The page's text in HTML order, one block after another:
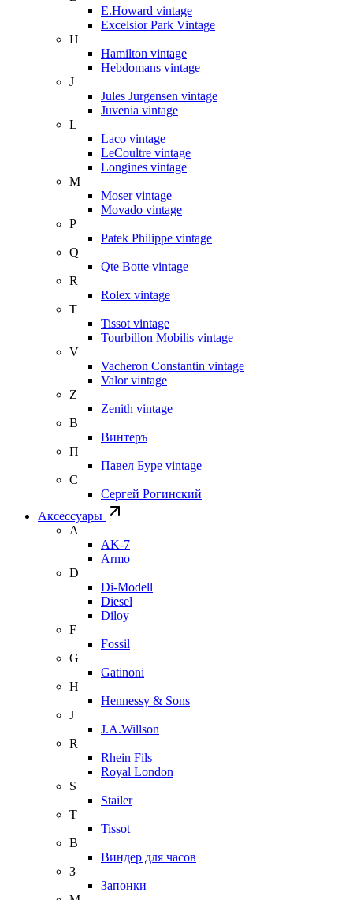
E.Howard vintage
Excelsior Park Vintage
H
Hamilton vintage
Hebdomans vintage
J
Jules Jurgensen vintage
Juvenia vintage
L
Laco vintage
LeCoultre vintage
Longines vintage
M
Moser vintage
Movado vintage
P
Patek Philippe vintage
Q
Qte Botte vintage
R
Rolex vintage
T
Tissot vintage
Tourbillon Mobilis vintage
V
Vacheron Constantin vintage
Valor vintage
Z
Zenith vintage
В
Винтеръ
П
Павел Буре vintage
С
Сергей Рогинский
Аксессуары
A
AK-7
Armo
D
Di-Modell
Diesel
Diloy
F
Fossil
G
Gatinoni
H
Hennessy & Sons
J
J.A.Willson
R
Rhein Fils
Royal London
S
Stailer
T
Tissot
В
Виндер для часов
З
Запонки